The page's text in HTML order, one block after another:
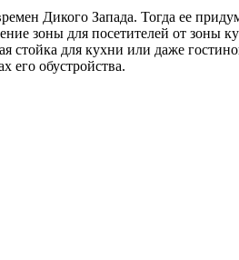
Дикого Запада. Тогда ее
зоны для посетителей от
стойка для кухни или даже
его обустройства.